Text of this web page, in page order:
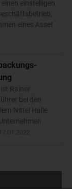
einstelligen
eines Asset
Rainer
bei den
Nittel Halle